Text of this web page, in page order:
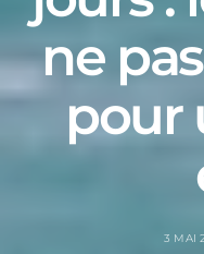
ne
pour
3 MAI